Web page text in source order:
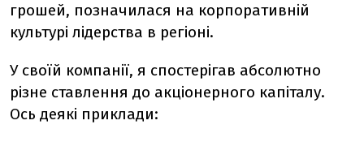
грошей, позначилася на корпоративній
культурі лідерства в регіоні.
У своїй компанії, я спостерігав абсолютно
різне ставлення до акціонерного капіталу.
Ось деякі приклади: